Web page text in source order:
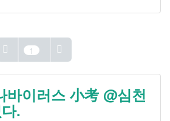
1
바이러스 小考 @심천
.